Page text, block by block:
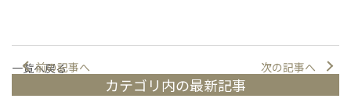
前の記事へ 次の記事へ
一覧へ戻る
カテゴリ内の最新記事